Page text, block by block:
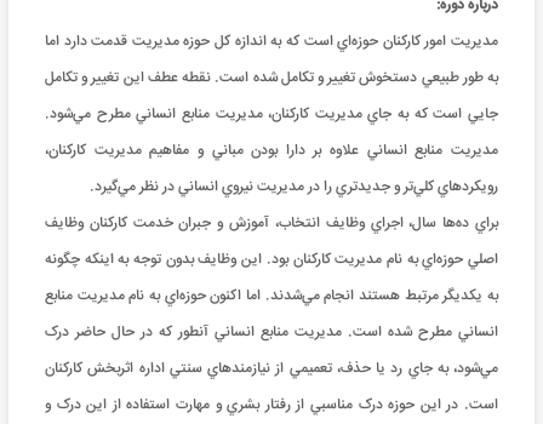
درباره دوره:
مديريت امور کارکنان حوزه‌اي است که به اندازه کل حوزه مديريت قدمت دارد اما
به طور طبيعي دستخوش تغيير و تکامل شده است. نقطه عطف اين تغيير و تکامل
جايي است که به جاي مديريت کارکنان، مديريت منابع انساني مطرح مي‌شود.
مديريت منابع انساني علاوه بر دارا بودن مباني و مفاهيم مديريت کارکنان،
رويکردهاي کلي‌تر و جديد‌تري را در مديريت نيروي انساني در نظر مي‌گيرد.
براي ده‌ها سال، اجراي وظايف انتخاب، آموزش و جبران خدمت کارکنان وظايف
اصلي حوزه‌اي به نام مديريت کارکنان بود. اين وظايف بدون توجه به اينکه چگونه
به يکديگر مرتبط هستند انجام مي‌شدند. اما اکنون حوزه‌اي به نام مديريت منابع
انساني مطرح شده است. مديريت منابع انساني آنطور که در حال حاضر درک
مي‌شود، به جاي رد يا حذف، تعميمي از نيازمندهاي سنتي اداره اثربخش کارکنان
است. در اين حوزه درک مناسبي از رفتار بشري و مهارت استفاده از اين درک و